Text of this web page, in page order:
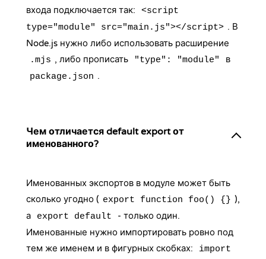
входа подключается так:
<script
type="module" src="main.js"></script> . В
Node.js нужно либо использовать расширение
.mjs , либо прописать "type": "module" в
package.json .
Чем отличается default export от
именованного?
Именованных экспортов в модуле может быть
сколько угодно ( export function foo() {} ),
а
export default
- только один.
Именованные нужно импортировать ровно под
тем же именем и в фигурных скобках:
import